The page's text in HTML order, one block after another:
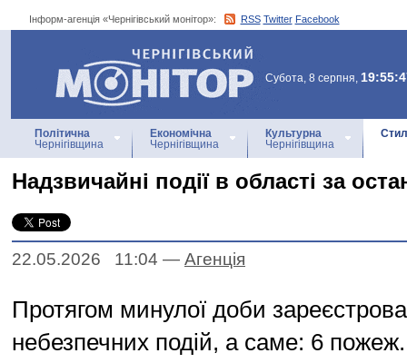
Інформ-агенція «Чернігівський монітор»: RSS Twitter Facebook
Інформ-агенція
«Чернігівський монітор»
Субота, 8 серпня,
Політична
Чернігівщина
Економічна
Чернігівщина
Культурна
Чернігівщина
Надзвичайні події в області за
22.05.2026 11:04 — Агенцiя
Протягом минулої доби
небезпечних подій, а саме: 6 пожеж.